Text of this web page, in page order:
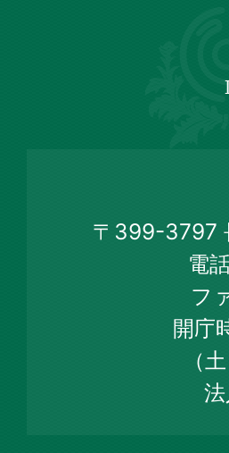
Town
Official
Site
〒399-3797
電
フ
開庁
（